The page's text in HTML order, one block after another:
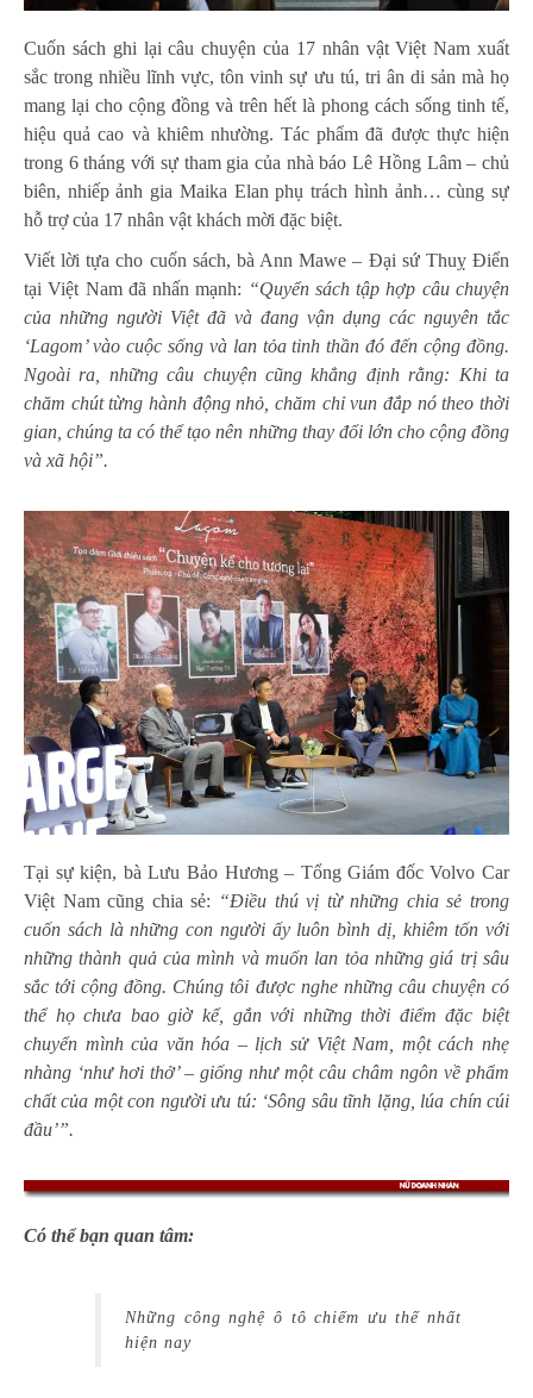
Cuốn sách ghi lại câu chuyện của 17 nhân vật Việt Nam xuất
sắc trong nhiều lĩnh vực, tôn vinh sự ưu tú, tri ân di sản mà họ
mang lại cho cộng đồng và trên hết là phong cách sống tinh tế,
hiệu quả cao và khiêm nhường. Tác phẩm đã được thực hiện
trong 6 tháng với sự tham gia của nhà báo Lê Hồng Lâm – chủ
biên, nhiếp ảnh gia Maika Elan phụ trách hình ảnh… cùng sự
hỗ trợ của 17 nhân vật khách mời đặc biệt.
Viết lời tựa cho cuốn sách, bà Ann Mawe – Đại sứ Thuỵ Điển
tại Việt Nam đã nhấn mạnh: “Quyển sách tập hợp câu chuyện
của những người Việt đã và đang vận dụng các nguyên tắc
‘Lagom’ vào cuộc sống và lan tỏa tinh thần đó đến cộng đồng.
Ngoài ra, những câu chuyện cũng khẳng định rằng: Khi ta
chăm chút từng hành động nhỏ, chăm chỉ vun đắp nó theo thời
gian, chúng ta có thể tạo nên những thay đổi lớn cho cộng đồng
và xã hội”.
Tại sự kiện, bà Lưu Bảo Hương – Tổng Giám đốc Volvo Car
Việt Nam cũng chia sẻ: “Điều thú vị từ những chia sẻ trong
cuốn sách là những con người ấy luôn bình dị, khiêm tốn với
những thành quả của mình và muốn lan tỏa những giá trị sâu
sắc tới cộng đồng. Chúng tôi được nghe những câu chuyện có
thể họ chưa bao giờ kể, gắn với những thời điểm đặc biệt
chuyển mình của văn hóa – lịch sử Việt Nam, một cách nhẹ
nhàng ‘như hơi thở’ – giống như một câu châm ngôn về phẩm
chất của một con người ưu tú: ‘Sông sâu tĩnh lặng, lúa chín cúi
đầu’”.
Có thể bạn quan tâm:
Những công nghệ ô tô chiếm ưu thế nhất
hiện nay